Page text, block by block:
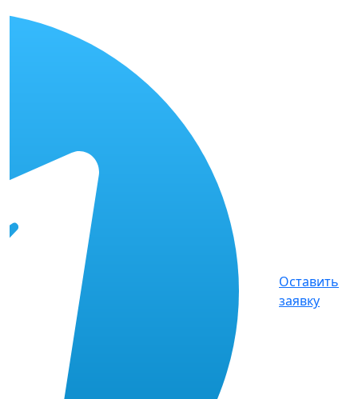
Оставить
заявку